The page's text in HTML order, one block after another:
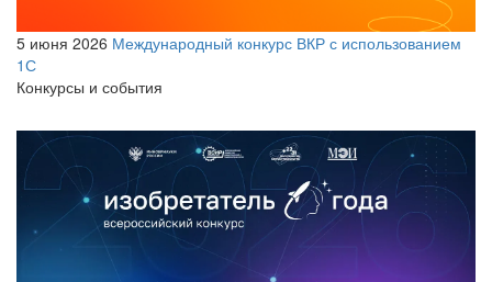
5 июня 2026 Международный конкурс ВКР с использованием
1С
Конкурсы и события